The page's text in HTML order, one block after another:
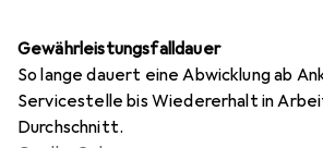
Gewährleistungsfalldauer
So lange dauert eine Abwicklung ab
Servicestelle bis Wiedererhalt in
Durchschnitt.